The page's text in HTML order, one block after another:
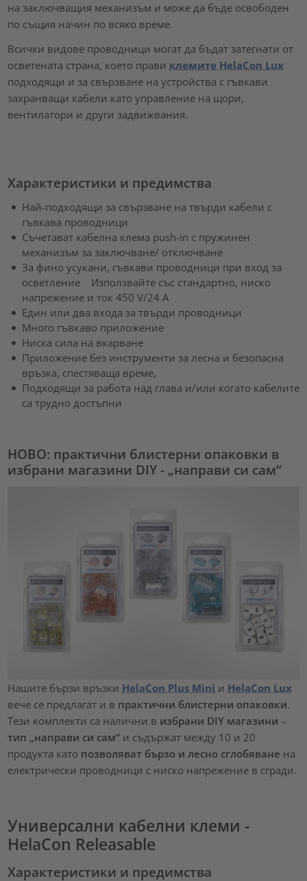
на заключващия механизъм и може да бъде освободен
по същия начин по всяко време.
Всички видове проводници могат да бъдат затегнати от
осветената страна, което прави клемите HelaCon Lux
подходящи и за свързване на устройства с гъвкави
захранващи кабели като управление на щори,
вентилатори и други задвижвания.
Характеристики и предимства
Най-подходящи за свързване на твърди кабели с
гъвкава проводници
Съчетават кабелна клема push-in с пружинен
механизъм за заключване/ отключване
За фино усукани, гъвкави проводници при вход за
осветление Използвайте със стандартно, ниско
напрежение и ток 450 V/24 A
Един или два входа за твърди проводници
Много гъвкаво приложение
Ниска сила на вкарване
Приложение без инструменти за лесна и безопасна
връзка, спестяваща време,
Подходящи за работа над глава и/или когато кабелите
са трудно достъпни
НОВО: практични блистерни опаковки в
избрани магазини DIY - „направи си сам“
Нашите бързи връзки HelaCon Plus Mini и HelaCon Lux
вече се предлагат и в практични блистерни опаковки.
Тези комплекти са налични в избрани DIY магазини –
тип „направи си сам“ и съдържат между 10 и 20
продукта като позволяват бързо и лесно сглобяване на
електрически проводници с ниско напрежение в сгради.
Универсални кабелни клеми -
HelaCon Releasable
Характеристики и предимства